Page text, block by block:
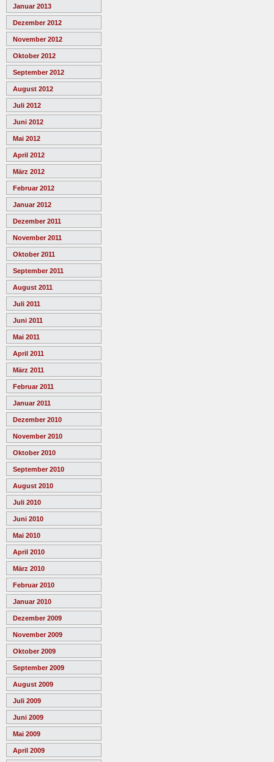
Januar 2013
Dezember 2012
November 2012
Oktober 2012
September 2012
August 2012
Juli 2012
Juni 2012
Mai 2012
April 2012
März 2012
Februar 2012
Januar 2012
Dezember 2011
November 2011
Oktober 2011
September 2011
August 2011
Juli 2011
Juni 2011
Mai 2011
April 2011
März 2011
Februar 2011
Januar 2011
Dezember 2010
November 2010
Oktober 2010
September 2010
August 2010
Juli 2010
Juni 2010
Mai 2010
April 2010
März 2010
Februar 2010
Januar 2010
Dezember 2009
November 2009
Oktober 2009
September 2009
August 2009
Juli 2009
Juni 2009
Mai 2009
April 2009